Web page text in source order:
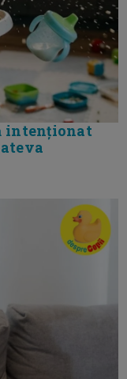
intenționat